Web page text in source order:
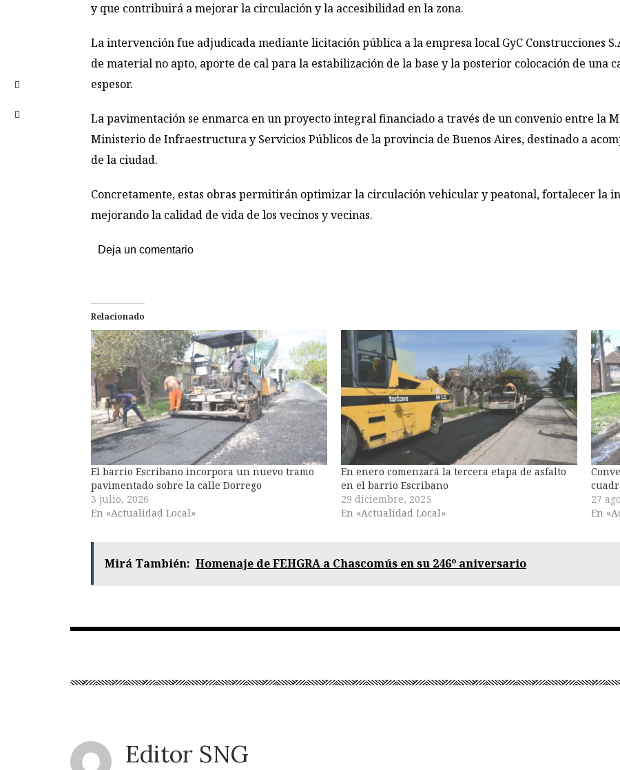
y que contribuirá a mejorar la circulación y la accesibilidad en la zona.
La intervención fue adjudicada mediante licitación pública a la empresa local GyC Construcciones
de material no apto, aporte de cal para la estabilización de la base y la posterior colocación de una
espesor.
La pavimentación se enmarca en un proyecto integral financiado a través de un convenio entre la
Ministerio de Infraestructura y Servicios Públicos de la provincia de Buenos Aires, destinado a
de la ciudad.
Concretamente, estas obras permitirán optimizar la circulación vehicular y peatonal, fortalecer la
mejorando la calidad de vida de los vecinos y vecinas.
Deja un comentario
Relacionado
El barrio Escribano incorpora un nuevo tramo
pavimentado sobre la calle Dorrego
3 julio, 2026
En «Actualidad Local»
En enero comenzará la tercera etapa de asfalto
en el barrio Escribano
29 diciembre, 2025
En «Actualidad Local»
27
En
Mirá También: Homenaje de FEHGRA a Chascomús en su 246º aniversario
Editor SNG